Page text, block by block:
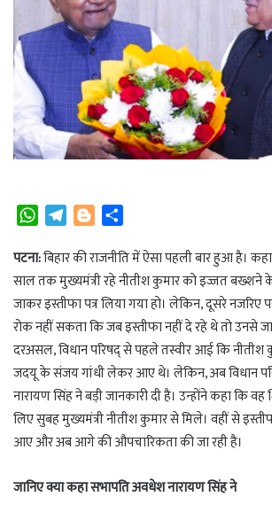
W
a
t
s
A
p
p
l
e
g
r
a
m
o
g
g
e
r
a
r
e
पटना:बिहार की राजनीति में ऐसा पहली बार हुआ है।
साल तक मुख्यमंत्री रहे नीतीश कुमार को इज्जत
जाकर इस्तीफा पत्र लिया गया हो। लेकिन, दूसरे नजरिए
रोक नहीं सकता कि जब इस्तीफा नहीं दे रहे थे तो उनसे
दरअसल, विधान परिषद् से पहले तस्वीर आई कि नीतीश
जदयू के संजय गांधी लेकर आए थे। लेकिन, अब विधान
नारायण सिंह ने बड़ी जानकारी दी है। उन्होंने कहा कि
लिए सुबह मुख्यमंत्री नीतीश कुमार से मिले। वहीं से
आए और अब आगे की औपचारिकता की जा रही है।
जानिए क्या कहा सभापति अवधेश नारायण सिंह ने